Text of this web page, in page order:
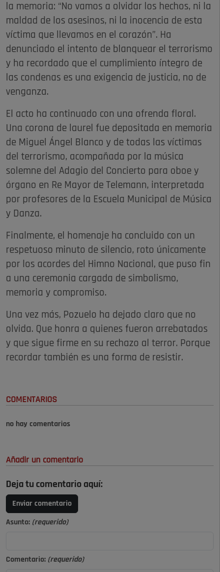
la memoria: “No vamos a olvidar los hechos, ni la
maldad de los asesinos, ni la inocencia de esta
víctima que llevamos en el corazón”. Ha
denunciado el intento de blanquear el terrorismo
y ha recordado que el cumplimiento íntegro de
las condenas es una exigencia de justicia, no de
venganza.
El acto ha continuado con una ofrenda floral.
Una corona de laurel fue depositada en memoria
de Miguel Ángel Blanco y de todas las víctimas
del terrorismo, acompañada por la música
solemne del Adagio del Concierto para oboe y
órgano en Re Mayor de Telemann, interpretada
por profesores de la Escuela Municipal de Música
y Danza.
Finalmente, el homenaje ha concluido con un
respetuoso minuto de silencio, roto únicamente
por los acordes del Himno Nacional, que puso fin
a una ceremonia cargada de simbolismo,
memoria y compromiso.
Una vez más, Pozuelo ha dejado claro que no
olvida. Que honra a quienes fueron arrebatados
y que sigue firme en su rechazo al terror. Porque
recordar también es una forma de resistir.
COMENTARIOS
no hay comentarios
Añadir un comentario
Deja tu comentario aquí:
Enviar comentario
Asunto: (requerido)
Comentario: (requerido)